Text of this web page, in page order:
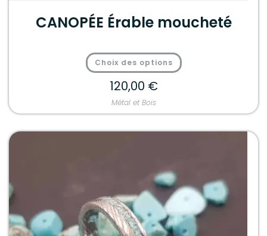
CANOPÉE Érable moucheté
Choix des options
120,00 €
Métal et Bois